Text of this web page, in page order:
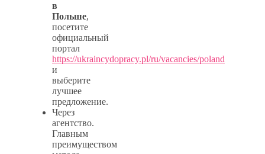
в
Польше,
посетите
официальный
портал
https://ukraincydopracy.pl/ru/vacancies/poland
и
выберите
лучшее
предложение.
Через
агентство.
Главным
преимуществом